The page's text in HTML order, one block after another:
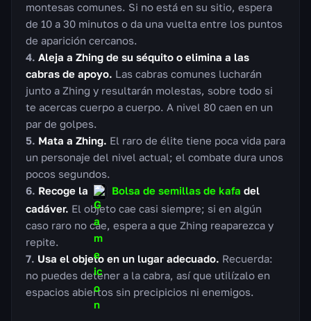
montesas comunes. Si no está en su sitio, espera
de 10 a 30 minutos o da una vuelta entre los puntos
de aparición cercanos.
Aleja a Zhing de su séquito o elimina a las
cabras de apoyo. Las cabras comunes lucharán
junto a Zhing y resultarán molestas, sobre todo si
te acercas cuerpo a cuerpo. A nivel 80 caen en un
par de golpes.
Mata a Zhing. El raro de élite tiene poca vida para
un personaje del nivel actual; el combate dura unos
pocos segundos.
Recoge la
Bolsa de semillas de kafa del
cadáver. El objeto cae casi siempre; si en algún
caso raro no cae, espera a que Zhing reaparezca y
repite.
Usa el objeto en un lugar adecuado. Recuerda:
no puedes detener a la cabra, así que utilízalo en
espacios abiertos sin precipicios ni enemigos.